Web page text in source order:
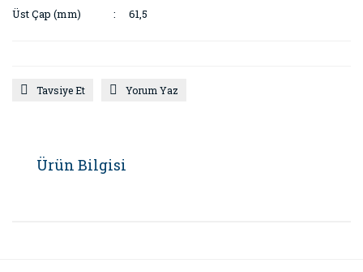
Üst Çap (mm)
61,5
Tavsiye Et Yorum Yaz
Ürün Bilgisi